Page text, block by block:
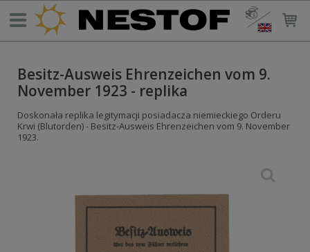
Besitz-Ausweis Ehrenzeichen vom 9.
November 1923 - replika
Doskonała replika legitymacji posiadacza niemieckiego Orderu
Krwi (Blutorden) - Besitz-Ausweis Ehrenzeichen vom 9. November
1923.